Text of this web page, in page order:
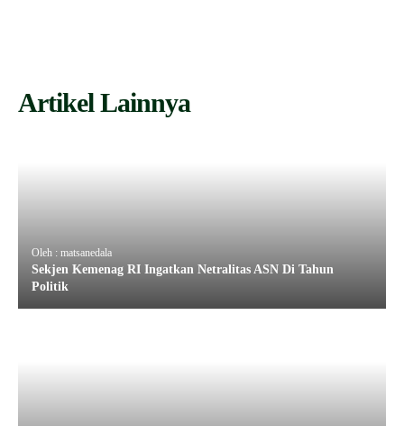
Artikel Lainnya
Oleh : matsanedala
Sekjen Kemenag RI Ingatkan Netralitas ASN Di Tahun
Politik